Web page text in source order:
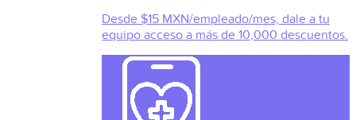
Desde $15 MXN/empleado/mes, dale a tu
equipo acceso a más de 10,000 descuentos.